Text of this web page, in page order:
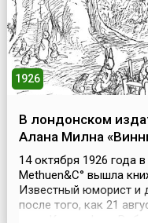
1926
В лондонском
Алана Милна
14 октября 1926 года
Methuen&C° вышла
Известный юморист и
после того, как 21